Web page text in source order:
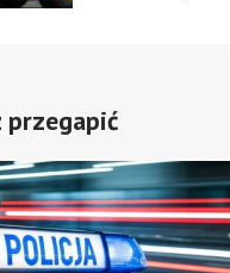
przegapić